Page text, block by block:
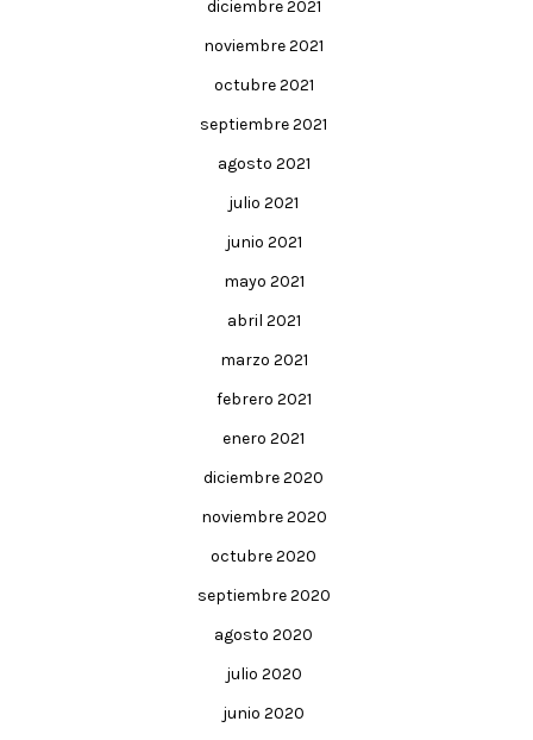
diciembre 2021
noviembre 2021
octubre 2021
septiembre 2021
agosto 2021
julio 2021
junio 2021
mayo 2021
abril 2021
marzo 2021
febrero 2021
enero 2021
diciembre 2020
noviembre 2020
octubre 2020
septiembre 2020
agosto 2020
julio 2020
junio 2020